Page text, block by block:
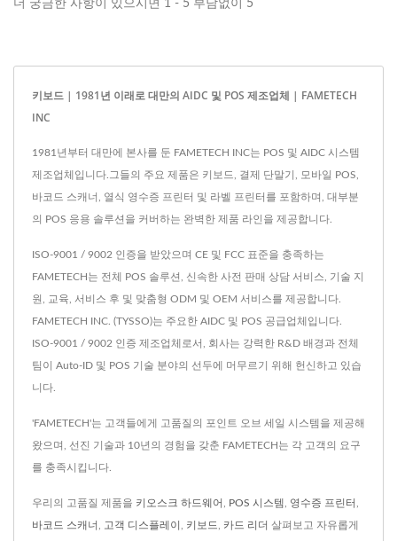
더 궁금한 사항이 있으시면 1 - 5 부담없이 5
키보드 | 1981년 이래로 대만의 AIDC 및 POS 제조업체 | FAMETECH
INC
1981년부터 대만에 본사를 둔 FAMETECH INC는 POS 및 AIDC 시스템
제조업체입니다.그들의 주요 제품은 키보드, 결제 단말기, 모바일 POS,
바코드 스캐너, 열식 영수증 프린터 및 라벨 프린터를 포함하며, 대부분
의 POS 응용 솔루션을 커버하는 완벽한 제품 라인을 제공합니다.
ISO-9001 / 9002 인증을 받았으며 CE 및 FCC 표준을 충족하는
FAMETECH는 전체 POS 솔루션, 신속한 사전 판매 상담 서비스, 기술 지
원, 교육, 서비스 후 및 맞춤형 ODM 및 OEM 서비스를 제공합니다.
FAMETECH INC. (TYSSO)는 주요한 AIDC 및 POS 공급업체입니다.
ISO-9001 / 9002 인증 제조업체로서, 회사는 강력한 R&D 배경과 전체
팀이 Auto-ID 및 POS 기술 분야의 선두에 머무르기 위해 헌신하고 있습
니다.
'FAMETECH'는 고객들에게 고품질의 포인트 오브 세일 시스템을 제공해
왔으며, 선진 기술과 10년의 경험을 갖춘 FAMETECH는 각 고객의 요구
를 충족시킵니다.
우리의 고품질 제품을 키오스크 하드웨어 POS 시스템 영수증 프린터
바코드 스캐너 고객 디스플레이 키보드 카드 리더 살펴보고 자유롭게